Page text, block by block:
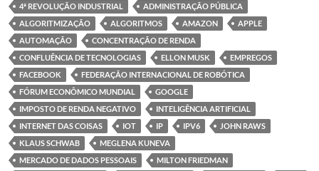
4ª REVOLUÇÃO INDUSTRIAL
ADMINISTRAÇÃO PÚBLICA
ALGORITMIZAÇÃO
ALGORITMOS AMAZON
APPLE
AUTOMAÇÃO
CONCENTRAÇÃO DE RENDA
CONFLUÊNCIA DE TECNOLOGIAS
ELLON MUSK
EMPREGOS
FACEBOOK
FEDERAÇÃO INTERNACIONAL DE ROBÓTICA
FÓRUM ECONÔMICO MUNDIAL
GOOGLE
IMPOSTO DE RENDA NEGATIVO
INTELIGÊNCIA ARTIFICIAL
INTERNET DAS COISAS
IOT IP IPV6
JOHN RAWS
KLAUS SCHWAB
MEGLENA KUNEVA
MERCADO DE DADOS PESSOAIS
MILTON FRIEDMAN